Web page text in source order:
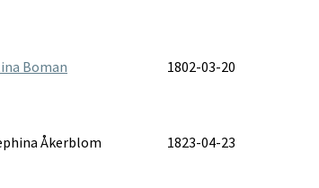
Boman 1802-03-20
Åkerblom 1823-04-23